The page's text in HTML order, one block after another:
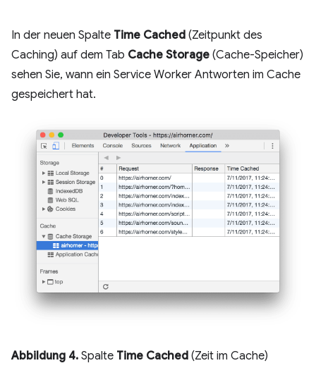
In der neuen Spalte Time Cached (Zeitpunkt des
Caching) auf dem Tab Cache Storage (Cache-Speicher)
sehen Sie, wann ein Service Worker Antworten im Cache
gespeichert hat.
Abbildung 4. Spalte Time Cached (Zeit im Cache)